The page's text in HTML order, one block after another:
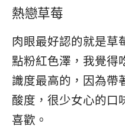
熱戀草莓
肉眼最好認的就是草
點粉紅色澤，我覺得
識度最高的，因為帶
酸度，很少女心的口
喜歡。